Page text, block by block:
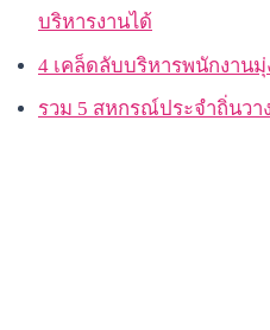
บริหารงานได้
4 เคล็ดลับบริหารพนักงาน
รวม 5 สหกรณ์ประจำถิ่นวาง